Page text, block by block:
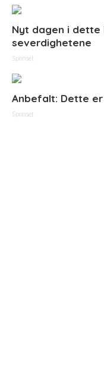
Nyt dagen i dette
severdighetene
Sponset
Anbefalt: Dette
Sponset